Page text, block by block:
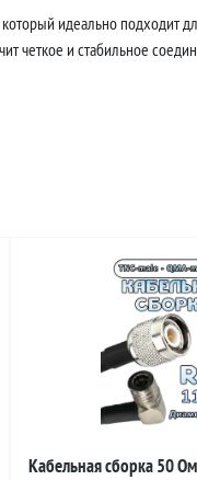
идеально подходит
четкое и стабильное
Кабельная сборка 50